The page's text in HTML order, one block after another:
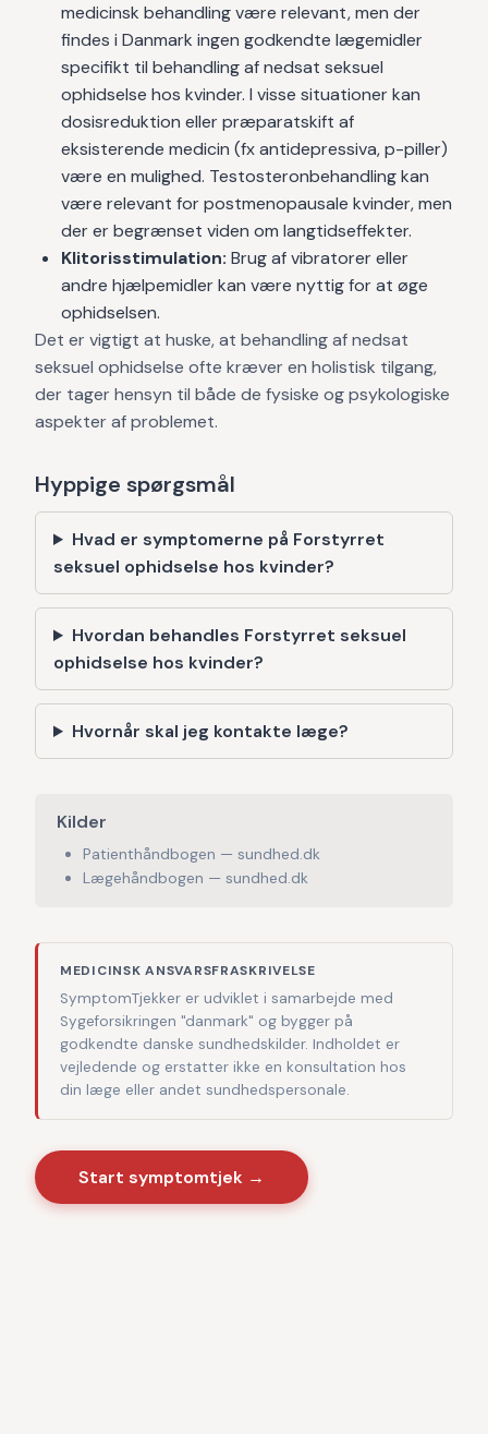
medicinsk behandling være relevant, men der
findes i Danmark ingen godkendte lægemidler
specifikt til behandling af nedsat seksuel
ophidselse hos kvinder. I visse situationer kan
dosisreduktion eller præparatskift af
eksisterende medicin (fx antidepressiva, p-piller)
være en mulighed. Testosteronbehandling kan
være relevant for postmenopausale kvinder, men
der er begrænset viden om langtidseffekter.
Klitorisstimulation: Brug af vibratorer eller
andre hjælpemidler kan være nyttig for at øge
ophidselsen.
Det er vigtigt at huske, at behandling af nedsat
seksuel ophidselse ofte kræver en holistisk tilgang,
der tager hensyn til både de fysiske og psykologiske
aspekter af problemet.
Hyppige spørgsmål
Hvad er symptomerne på Forstyrret
seksuel ophidselse hos kvinder?
Hvordan behandles Forstyrret seksuel
ophidselse hos kvinder?
Hvornår skal jeg kontakte læge?
Kilder
Patienthåndbogen — sundhed.dk
Lægehåndbogen — sundhed.dk
MEDICINSK ANSVARSFRASKRIVELSE
SymptomTjekker er udviklet i samarbejde med
Sygeforsikringen "danmark" og bygger på
godkendte danske sundhedskilder. Indholdet er
vejledende og erstatter ikke en konsultation hos
din læge eller andet sundhedspersonale.
Start symptomtjek →